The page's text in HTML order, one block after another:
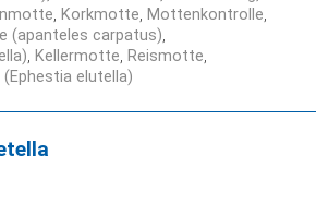
Korkmotte Mottenkontrolle
(apanteles carpatus)
Kellermotte Reismotte
elutella)